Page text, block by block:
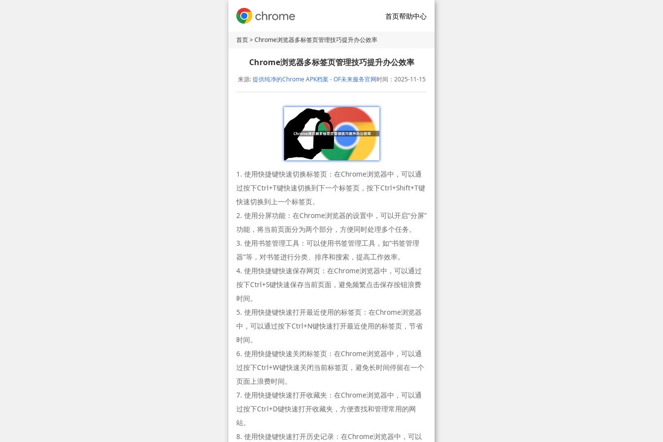
首页帮助中心
首页> Chrome浏览器多标签页管理技巧提升办公效率
Chrome浏览器多标签页管理技巧提升办公效率
来源:提供纯净的Chrome APK档案 - OF未来服务官网时间：2025-11-15
1. 使用快捷键快速切换标签页：在Chrome浏览器中，可以通
过按下Ctrl+T键快速切换到下一个标签页，按下Ctrl+Shift+T键
快速切换到上一个标签页。
2. 使用分屏功能：在Chrome浏览器的设置中，可以开启“分屏”
功能，将当前页面分为两个部分，方便同时处理多个任务。
3. 使用书签管理工具：可以使用书签管理工具，如“书签管理
器”等，对书签进行分类、排序和搜索，提高工作效率。
4. 使用快捷键快速保存网页：在Chrome浏览器中，可以通过
按下Ctrl+S键快速保存当前页面，避免频繁点击保存按钮浪费
时间。
5. 使用快捷键快速打开最近使用的标签页：在Chrome浏览器
中，可以通过按下Ctrl+N键快速打开最近使用的标签页，节省
时间。
6. 使用快捷键快速关闭标签页：在Chrome浏览器中，可以通
过按下Ctrl+W键快速关闭当前标签页，避免长时间停留在一个
页面上浪费时间。
7. 使用快捷键快速打开收藏夹：在Chrome浏览器中，可以通
过按下Ctrl+D键快速打开收藏夹，方便查找和管理常用的网
站。
8. 使用快捷键快速打开历史记录：在Chrome浏览器中，可以